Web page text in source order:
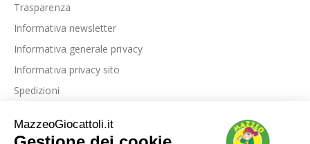
Trasparenza
Informativa newsletter
Informativa generale privacy
Informativa privacy sito
Spedizioni